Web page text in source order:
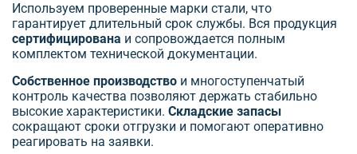
Используем проверенные марки стали, что
гарантирует длительный срок службы. Вся продукция
сертифицирована и сопровождается полным
комплектом технической документации.
Собственное производство и многоступенчатый
контроль качества позволяют держать стабильно
высокие характеристики. Складские запасы
сокращают сроки отгрузки и помогают оперативно
реагировать на заявки.